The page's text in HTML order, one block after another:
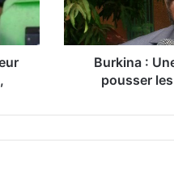
a
:
U
Burkina :
pousser